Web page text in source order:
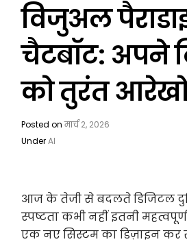
विजुअल
चैटबॉट: अपने
को तुरंत
Posted onमार्च 2, 2026
UnderAI
आज के तेजी से बदलते डिजिटल
स्पष्टता कभी नहीं इतनी
एक नए सिस्टम का डिज़ाइन कर